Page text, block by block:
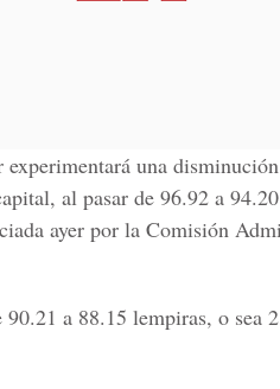
una
al pasar de 96.92 a
ayer por la Comisión
a 88.15 lempiras, o sea